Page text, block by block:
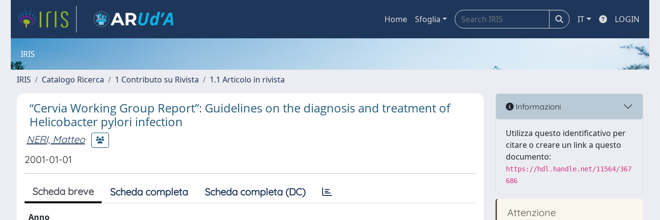
Home Sfoglia IT LOGIN
IRIS
IRIS Catalogo Ricerca 1 Contributo su Rivista 1.1 Articolo in rivista
“Cervia Working Group Report”: Guidelines on the diagnosis and treatment of
Helicobacter pylori infection
NERI, Matteo
2001-01-01
Scheda breve Scheda completa Scheda completa (DC)
Anno
Informazioni
Utilizza questo identificativo per
citare o creare un link a questo
documento:
https://hdl.handle.net/11564/367
686
Attenzione